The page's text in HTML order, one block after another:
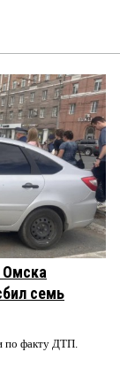
Омска
семь
по факту ДТП.